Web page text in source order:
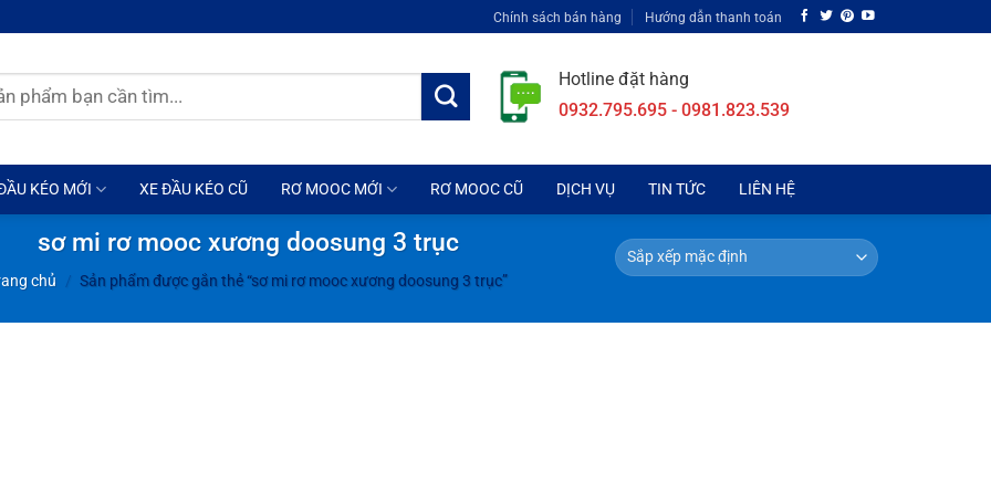
Chính sách bán hàng Hướng dẫn thanh toán
Hotline đặt hàng
0932.795.695 - 0981.823.539
KÉO MỚI XE ĐẦU KÉO CŨ RƠ MOOC MỚI RƠ MOOC CŨ DỊCH VỤ TIN TỨC LIÊN HỆ
sơ mi rơ mooc xương doosung 3 trục
chủ / Sản phẩm được gắn thẻ “sơ mi rơ mooc xương doosung 3 trục”